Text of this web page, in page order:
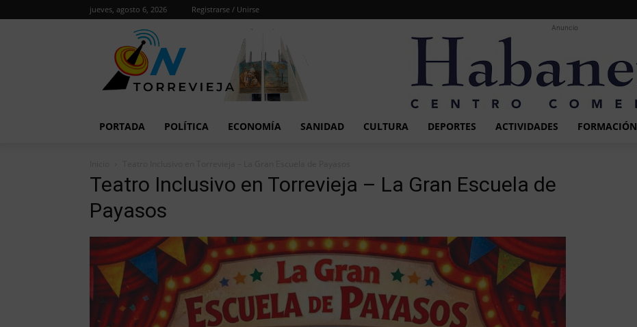
jueves, agosto 6, 2026 Registrarse / Unirse
Anuncio
PORTADA POLÍTICA ECONOMÍA SANIDAD CULTURA DEPORTES ACTIVIDADES FORMACIÓN
Teatro Inclusivo en Torrevieja – La Gran Escuela de
Payasos